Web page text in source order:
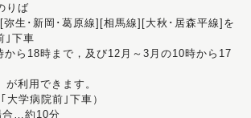
りば
生･新岡･葛原線][相馬線][大秋･居森平線]を
｣下車
ら18時まで，及び12月～3月の10時から17
が利用できます。
大学病院前｣下車）
合…約10分